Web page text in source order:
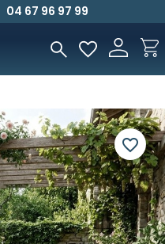
04 67 96 97 99
favorite_border